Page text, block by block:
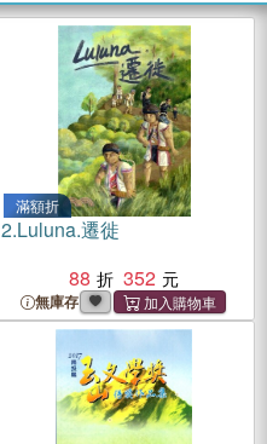
滿額折
2.Luluna.遷徙
88
352
無庫存